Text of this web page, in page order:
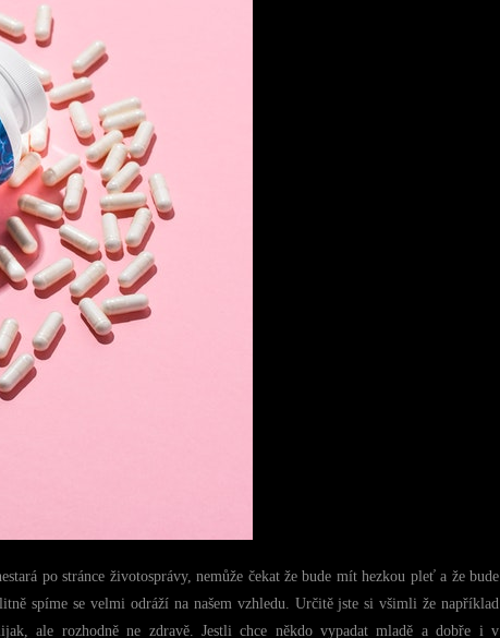
po stránce životosprávy, nemůže čekat že bude mít hezkou pleť a že bude
spíme se velmi odráží na našem vzhledu. Určitě jste si všimli že například
ale rozhodně ne zdravě. Jestli chce někdo vypadat mladě a dobře i v